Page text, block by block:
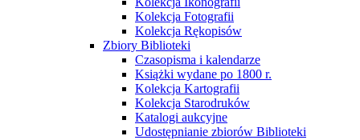
Kolekcja Fotografii
Kolekcja Rękopisów
Zbiory Biblioteki
Czasopisma i kalendarze
Książki wydane po 1800 r.
Kolekcja Kartografii
Kolekcja Starodruków
Katalogi aukcyjne
Udostępnianie zbiorów Biblioteki